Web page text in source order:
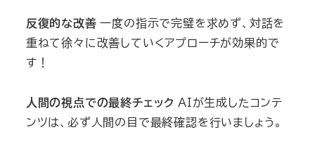
反復的な改善 一度の指示で完璧を求めず、対話を
重ねて徐々に改善していくアプローチが効果的で
す！
人間の視点での最終チェック AIが生成したコンテ
ンツは、必ず人間の目で最終確認を行いましょう。